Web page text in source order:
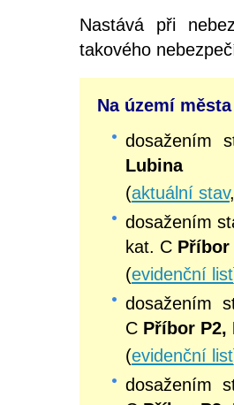
Nastává při
takového
Na území
dosažením
Lubina
(aktuální stav
dosažením
kat. C Příbor
(evidenční list
dosažením
C Příbor P2,
(evidenční list
dosažením